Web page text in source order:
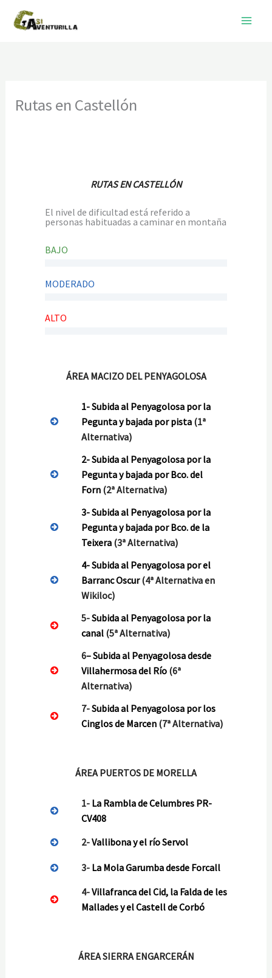
contenido
Rutas en Castellón
RUTAS EN CASTELLÓN
El nivel de dificultad está referido a
personas habituadas a caminar en montaña
BAJO
MODERADO
ALTO
ÁREA MACIZO DEL PENYAGOLOSA
1-Subida al Penyagolosa por la
Pegunta y bajada por pista (1ª
Alternativa)
2-Subida al Penyagolosa por la
Pegunta y bajada por Bco. del
Forn (2ª Alternativa)
3-Subida al Penyagolosa por la
Pegunta y bajada por Bco. de la
Teixera (3ª Alternativa)
4-Subida al Penyagolosa por el
Barranc Oscur (4ª Alternativa en
Wikiloc)
5-Subida al Penyagolosa por la
canal (5ª Alternativa)
6–Subida al Penyagolosa desde
Villahermosa del Río (6ª
Alternativa)
7-Subida al Penyagolosa por los
Cinglos de Marcen (7ª Alternativa)
ÁREA PUERTOS DE MORELLA
1- La Rambla de Celumbres PR-
CV408
2-Vallibona y el río Servol
3- La Mola Garumba desde Forcall
4-Villafranca del Cid, la Falda de les
Mallades y el Castell de Corbó
ÁREA SIERRA ENGARCERÁN